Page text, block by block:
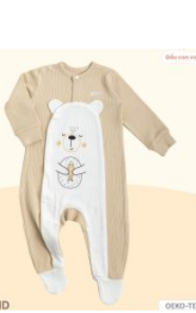
Giá:0 VNĐ — 245.000 VNĐ